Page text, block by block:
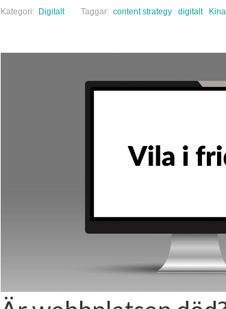
Kategori: Digitalt Taggar: content strategy digitalt Kina